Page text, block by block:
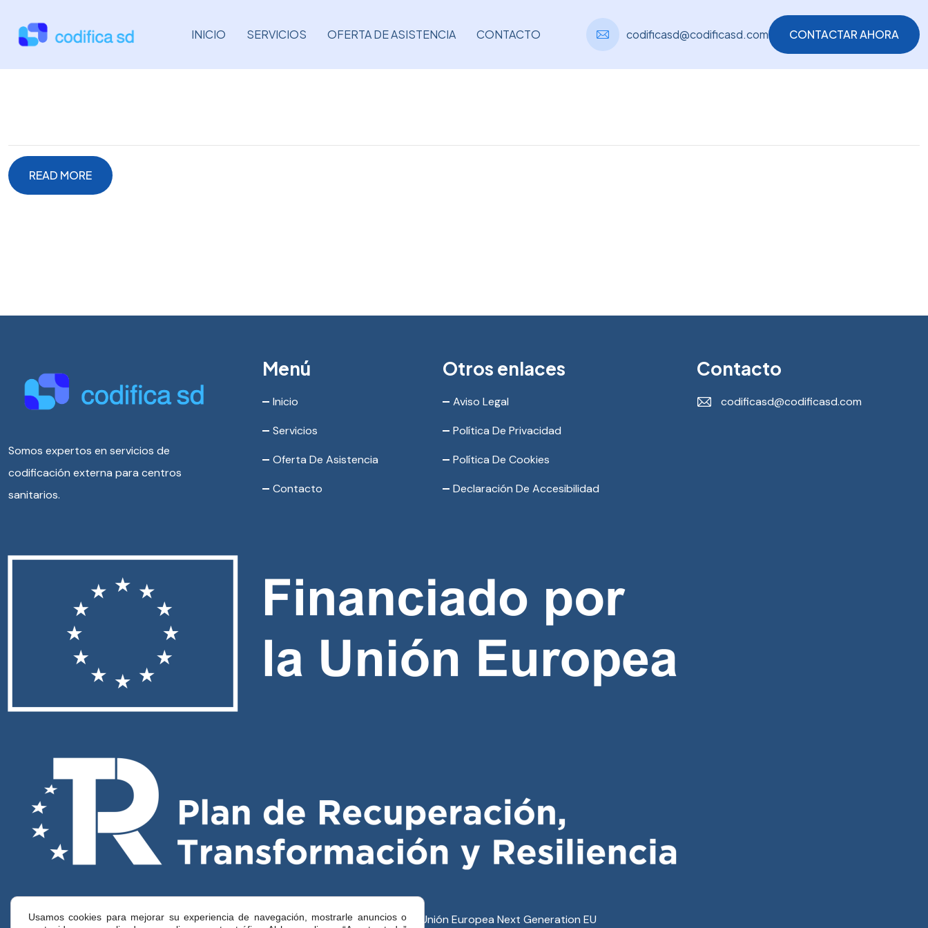
INICIO SERVICIOS OFERTA DE ASISTENCIA CONTACTO codificasd@codificasd.com
CONTACTAR AHORA
CONTACTAR AHORA
READ MORE
READ MORE
Somos expertos en servicios de
codificación externa para centros
sanitarios.
Menú
Inicio
Servicios
Oferta De Asistencia
Contacto
Otros enlaces
Aviso Legal
Política De Privacidad
Política De Cookies
Declaración De Accesibilidad
Contacto
codificasd@codificasd.com
Financiado por la Unión Europea Next Generation EU
Usamos cookies para mejorar su experiencia de navegación, mostrarle anuncios o